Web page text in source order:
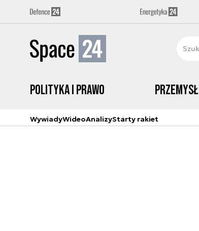
Polityka i prawo Przemysł
WywiadyWideoAnalizyStarty rakiet